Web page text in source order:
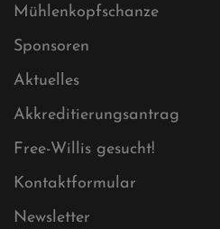
Mühlenkopfschanze
Sponsoren
Aktuelles
Akkreditierungsantrag
Free-Willis gesucht!
Kontaktformular
Newsletter